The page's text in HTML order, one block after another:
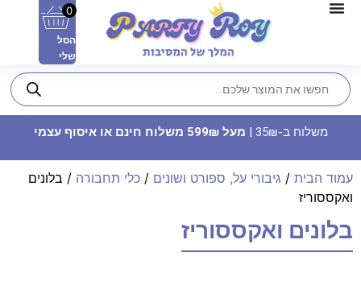
0
הסל
שלי
משלוח ב-35₪ | מעל 599₪ משלוח חינם או איסוף עצמי
עמוד הבית / גיבורי על, ספורט ושונים / כלי תחבורה / בלונים
ואקססוריז
בלונים ואקססוריז